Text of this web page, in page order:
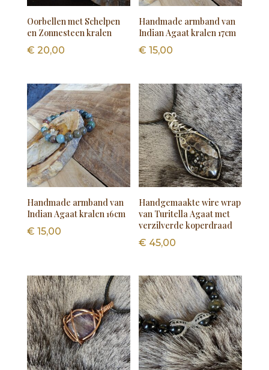
Oorbellen met Schelpen
en Zonnesteen kralen
€ 20,00
Handmade armband van
Indian Agaat kralen 17cm
€ 15,00
Handmade armband van
Indian Agaat kralen 16cm
€ 15,00
Handgemaakte wire wrap
van Turitella Agaat met
verzilverde koperdraad
€ 45,00